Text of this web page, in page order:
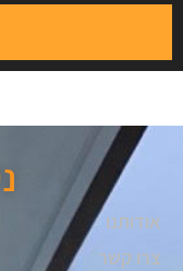
אודותנו
צרו קשר